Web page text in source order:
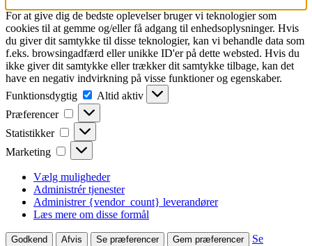
For at give dig de bedste oplevelser bruger vi teknologier som
cookies til at gemme og/eller få adgang til enhedsoplysninger. Hvis
du giver dit samtykke til disse teknologier, kan vi behandle data som
f.eks. browsingadfærd eller unikke ID'er på dette websted. Hvis du
ikke giver dit samtykke eller trækker dit samtykke tilbage, kan det
have en negativ indvirkning på visse funktioner og egenskaber.
Funktionsdygtig
Funktionsdygtig
Altid aktiv
Præferencer
Præferencer
Statistikker Statistikker
Marketing Marketing
Vælg muligheder
Administrér tjenester
Administrer {vendor_count} leverandører
Læs mere om disse formål
Godkend Afvis Se præferencer Gem præferencer
Se